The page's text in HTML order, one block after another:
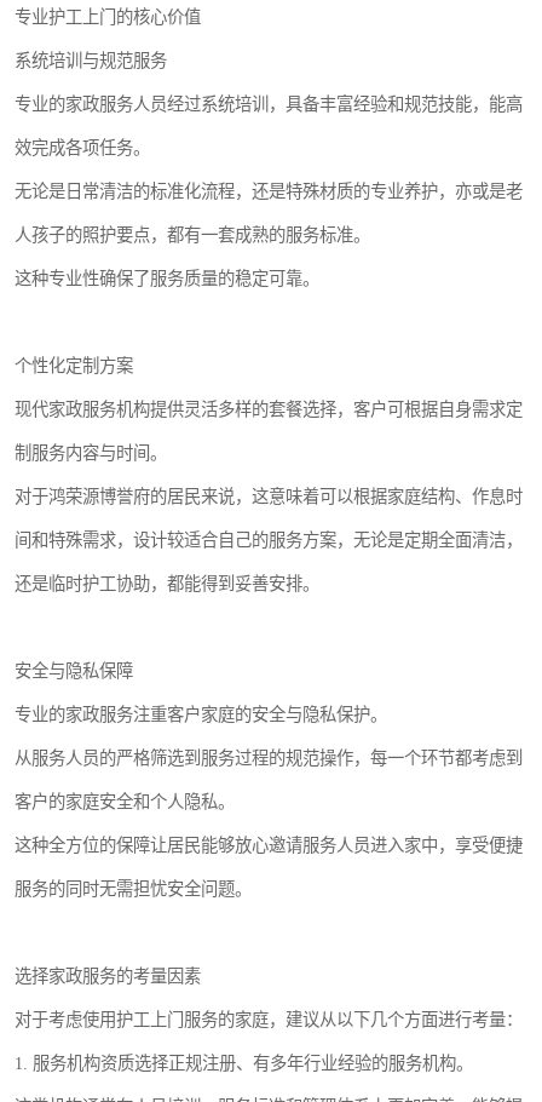
专业护工上门的核心价值
系统培训与规范服务
专业的家政服务人员经过系统培训，具备丰富经验和规范技能，能高
效完成各项任务。
无论是日常清洁的标准化流程，还是特殊材质的专业养护，亦或是老
人孩子的照护要点，都有一套成熟的服务标准。
这种专业性确保了服务质量的稳定可靠。
个性化定制方案
现代家政服务机构提供灵活多样的套餐选择，客户可根据自身需求定
制服务内容与时间。
对于鸿荣源博誉府的居民来说，这意味着可以根据家庭结构、作息时
间和特殊需求，设计较适合自己的服务方案，无论是定期全面清洁，
还是临时护工协助，都能得到妥善安排。
安全与隐私保障
专业的家政服务注重客户家庭的安全与隐私保护。
从服务人员的严格筛选到服务过程的规范操作，每一个环节都考虑到
客户的家庭安全和个人隐私。
这种全方位的保障让居民能够放心邀请服务人员进入家中，享受便捷
服务的同时无需担忧安全问题。
选择家政服务的考量因素
对于考虑使用护工上门服务的家庭，建议从以下几个方面进行考量：
1. 服务机构资质选择正规注册、有多年行业经验的服务机构。